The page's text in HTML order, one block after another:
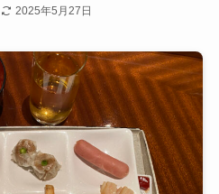
2025年5月27日